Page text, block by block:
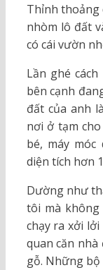
Thỉnh thoảng
nhòm lô đất
có cái vườn
Lần ghé
bên cạnh
đất của anh
nơi ở tạm
bé, máy
diện tích hơn
Dường như
tôi mà
chạy ra xởi
quan căn
gỗ. Những bộ